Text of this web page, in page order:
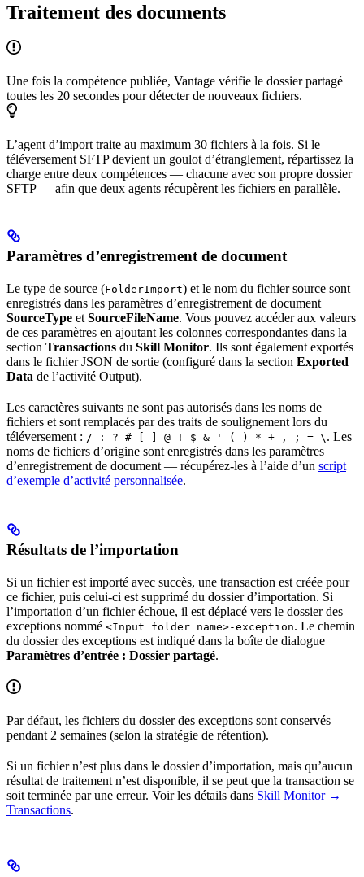
Traitement des documents
Une fois la compétence publiée, Vantage vérifie le dossier partagé
toutes les 20 secondes pour détecter de nouveaux fichiers.
L’agent d’import traite au maximum 30 fichiers à la fois. Si le
téléversement SFTP devient un goulot d’étranglement, répartissez la
charge entre deux compétences — chacune avec son propre dossier
SFTP — afin que deux agents récupèrent les fichiers en parallèle.
Paramètres d’enregistrement de document
Le type de source (FolderImport) et le nom du fichier source sont
enregistrés dans les paramètres d’enregistrement de document
SourceType et SourceFileName. Vous pouvez accéder aux valeurs
de ces paramètres en ajoutant les colonnes correspondantes dans la
section Transactions du Skill Monitor. Ils sont également exportés
dans le fichier JSON de sortie (configuré dans la section Exported
Data de l’activité Output).
Les caractères suivants ne sont pas autorisés dans les noms de
fichiers et sont remplacés par des traits de soulignement lors du
téléversement : / : ? # [ ] @ ! $ & ' ( ) * + , ; = \ . Les
noms de fichiers d’origine sont enregistrés dans les paramètres
d’enregistrement de document — récupérez-les à l’aide d’un script
d’exemple d’activité personnalisée.
Résultats de l’importation
Si un fichier est importé avec succès, une transaction est créée pour
ce fichier, puis celui-ci est supprimé du dossier d’importation. Si
l’importation d’un fichier échoue, il est déplacé vers le dossier des
exceptions nommé <Input folder name>-exception. Le chemin
du dossier des exceptions est indiqué dans la boîte de dialogue
Paramètres d’entrée : Dossier partagé.
Par défaut, les fichiers du dossier des exceptions sont conservés
pendant 2 semaines (selon la stratégie de rétention).
Si un fichier n’est plus dans le dossier d’importation, mais qu’aucun
résultat de traitement n’est disponible, il se peut que la transaction se
soit terminée par une erreur. Voir les détails dans Skill Monitor →
Transactions.